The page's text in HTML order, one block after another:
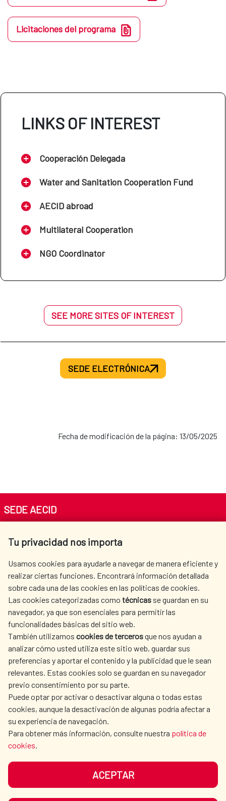
Licitaciones del programa
LINKS OF INTEREST
Cooperación Delegada
Water and Sanitation Cooperation Fund
AECID abroad
Multilateral Cooperation
NGO Coordinator
SEE MORE SITES OF INTEREST
SEDE ELECTRÓNICA
Fecha de modificación de la página: 13/05/2025
Tu privacidad nos importa
Usamos cookies para ayudarle a navegar de manera eficiente y
realizar ciertas funciones. Encontrará información detallada
sobre cada una de las cookies en las políticas de cookies.
Las cookies categorizadas como técnicas se guardan en su
navegador, ya que son esenciales para permitir las
funcionalidades básicas del sitio web.
También utilizamos cookies de tercerosque nos ayudan a
analizar cómo usted utiliza este sitio web, guardar sus
preferencias y aportar el contenido y la publicidad que le sean
relevantes. Estas cookies solo se guardan en su navegador
previo consentimiento por su parte.
Puede optar por activar o desactivar alguna o todas estas
cookies, aunque la desactivación de algunas podría afectar a
su experiencia de navegación.
Para obtener más información, consulte nuestra política de
cookies.
ACEPTAR
SEDE AECID
Tel. +34 900 20 30 54​​​​​​​
AECID
WHERE DO WE COOPERATE?
SPANISH HUMANITARIAN
ACTION
PRESS ROOM
CULTURE AND SCIENCE LIBRARY
OUR SOCIAL MEDIA
DATA PROTECTION
COOKIE POLICY
BROWSING GUIDE